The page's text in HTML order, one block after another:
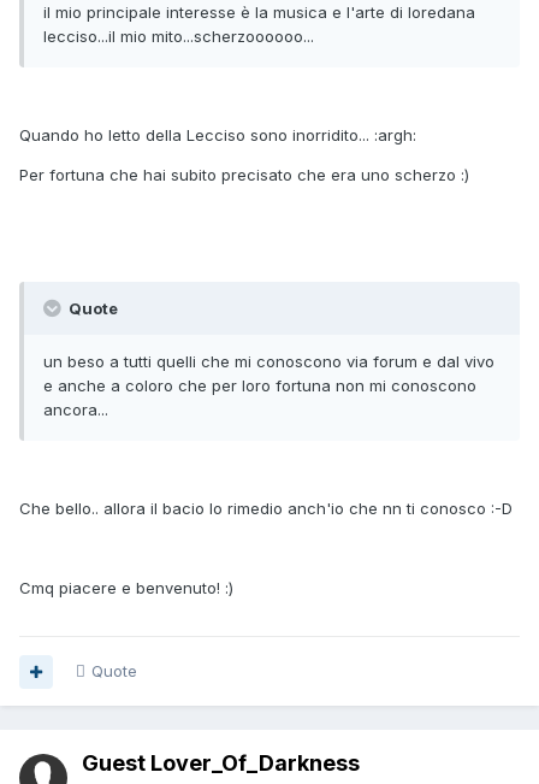
il mio principale interesse è la musica e l'arte di loredana
lecciso...il mio mito...scherzoooooo...
Quando ho letto della Lecciso sono inorridito... :argh:
Per fortuna che hai subito precisato che era uno scherzo :)
Quote
un beso a tutti quelli che mi conoscono via forum e dal vivo
e anche a coloro che per loro fortuna non mi conoscono
ancora...
Che bello.. allora il bacio lo rimedio anch'io che nn ti conosco :-D
Cmq piacere e benvenuto! :)
Quote
Guest Lover_Of_Darkness